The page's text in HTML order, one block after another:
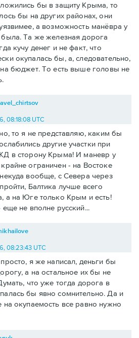
бы в защиту Крыма, то
бы на других районах, они
а возможность манёвра у
была. Та же железная дорога
кучу денег и не факт, что
окупалась бы, а, следовательно,
бюджет. То есть выше головы не
08:18:08 UTC
то я не представляю, каким бы
другие участки при
в сторону Крыма! И маневр у
ограничен - на Востоке
вообще, с Севера через
Балтика лучше всего
а на Юге только Крым и есть!
еще не вполне русский...
08:23:43 UTC
я же написал, деньги бы
а на остальное их бы не
что уже тогда дорога в
бы явно сомнительно. Да и
на окупаемость все равно нужно